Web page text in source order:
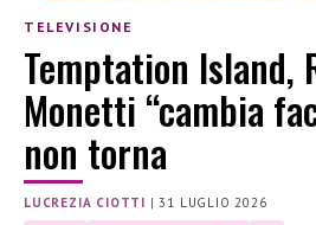
TELEVISIONE
Temptation Island,
Monetti “cambia
non torna
LUCREZIA CIOTTI |31 LUGLIO 2026